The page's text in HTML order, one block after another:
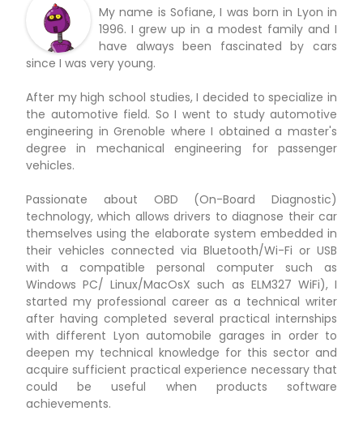
My name is Sofiane, I was born in Lyon in
1996. I grew up in a modest family and I
have always been fascinated by cars
since I was very young.
After my high school studies, I decided to specialize in
the automotive field. So I went to study automotive
engineering in Grenoble where I obtained a master's
degree in mechanical engineering for passenger
vehicles.
Passionate about OBD (On-Board Diagnostic)
technology, which allows drivers to diagnose their car
themselves using the elaborate system embedded in
their vehicles connected via Bluetooth/Wi-Fi or USB
with a compatible personal computer such as
Windows PC/ Linux/MacOsX such as ELM327 WiFi), I
started my professional career as a technical writer
after having completed several practical internships
with different Lyon automobile garages in order to
deepen my technical knowledge for this sector and
acquire sufficient practical experience necessary that
could be useful when products software
achievements.